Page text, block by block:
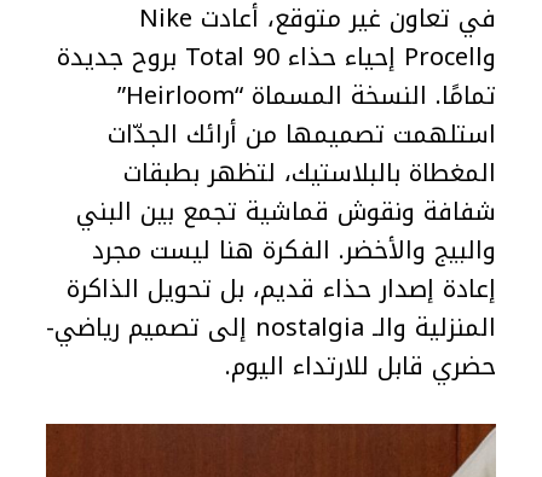
في تعاون غير متوقع، أعادت Nike
وProcell إحياء حذاء Total 90 بروح جديدة
تمامًا. النسخة المسماة “Heirloom”
استلهمت تصميمها من أرائك الجدّات
المغطاة بالبلاستيك، لتظهر بطبقات
شفافة ونقوش قماشية تجمع بين البني
والبيج والأخضر. الفكرة هنا ليست مجرد
إعادة إصدار حذاء قديم، بل تحويل الذاكرة
المنزلية والـ nostalgia إلى تصميم رياضي-
حضري قابل للارتداء اليوم.